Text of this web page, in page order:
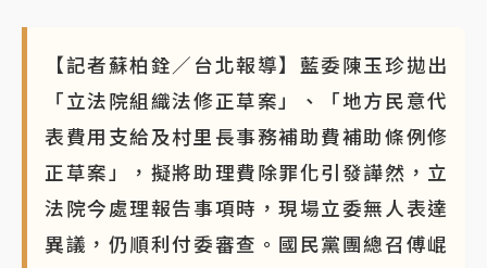
【記者蘇柏銓／台北報導】藍委陳玉珍拋出
「立法院組織法修正草案」、「地方民意代
表費用支給及村里長事務補助費補助條例修
正草案」，擬將助理費除罪化引發譁然，立
法院今處理報告事項時，現場立委無人表達
異議，仍順利付委審查。國民黨團總召傅崐